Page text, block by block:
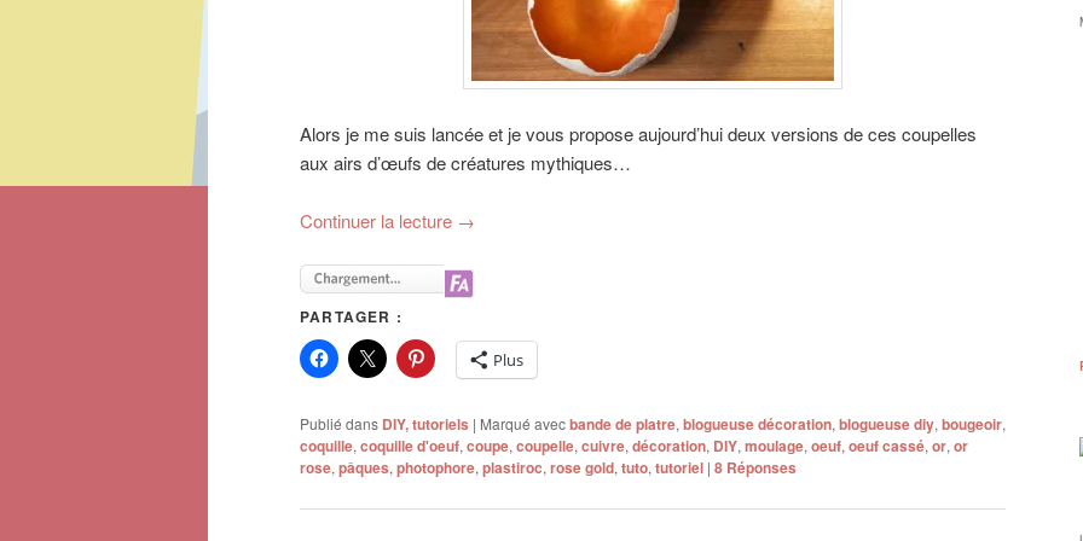
Alors je me suis lancée et je vous propose aujourd’hui deux versions de ces coupelles
aux airs d’œufs de créatures mythiques…
Continuer la lecture →
PARTAGER :
Plus
Publié dans DIY, tutoriels | Marqué avecbande de platre,blogueuse décoration,blogueuse diy,bougeoir,
coquille,coquille d'oeuf,coupe,coupelle,cuivre,décoration, DIY,moulage,oeuf,oeuf cassé,or,or
rose,pâques,photophore,plastiroc,rose gold,tuto,tutoriel | 8 Réponses